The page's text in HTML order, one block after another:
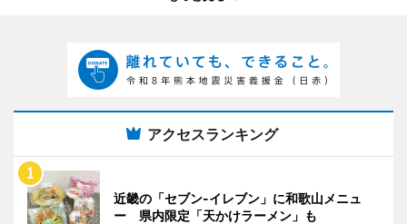
アクセスランキング
近畿の「セブン-イレブン」に和歌山メニュ
ー 県内限定「天かけラーメン」も